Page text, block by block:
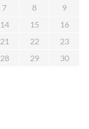
7 8
9
14 15
16
21 22
23
28 29
30